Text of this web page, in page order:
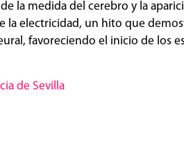
la medida del cerebro y la
la electricidad, un hito que
favoreciendo el inicio de los
de Sevilla